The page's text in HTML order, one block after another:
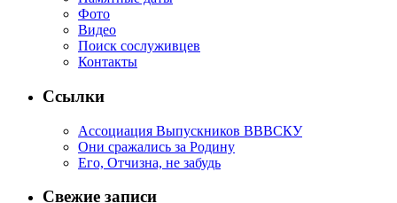
Фото
Видео
Поиск сослуживцев
Контакты
Ссылки
Ассоциация Выпускников ВВВСКУ
Они сражались за Родину
Его, Отчизна, не забудь
Свежие записи